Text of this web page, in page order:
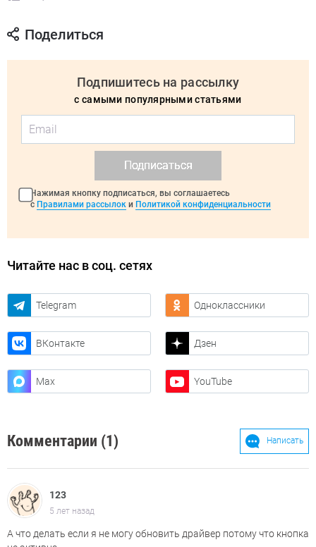
Поделиться
Подпишитесь на рассылку
с самыми популярными статьями
Подписаться
Нажимая кнопку подписаться, вы соглашаетесь
с Правилами рассылок и Политикой конфиденциальности
Читайте нас в соц. сетях
Telegram Одноклассники
ВКонтакте Дзен
Max YouTube
Комментарии (1) Написать
123
5 лет назад
А что делать если я не могу обновить драйвер потому что кнопка